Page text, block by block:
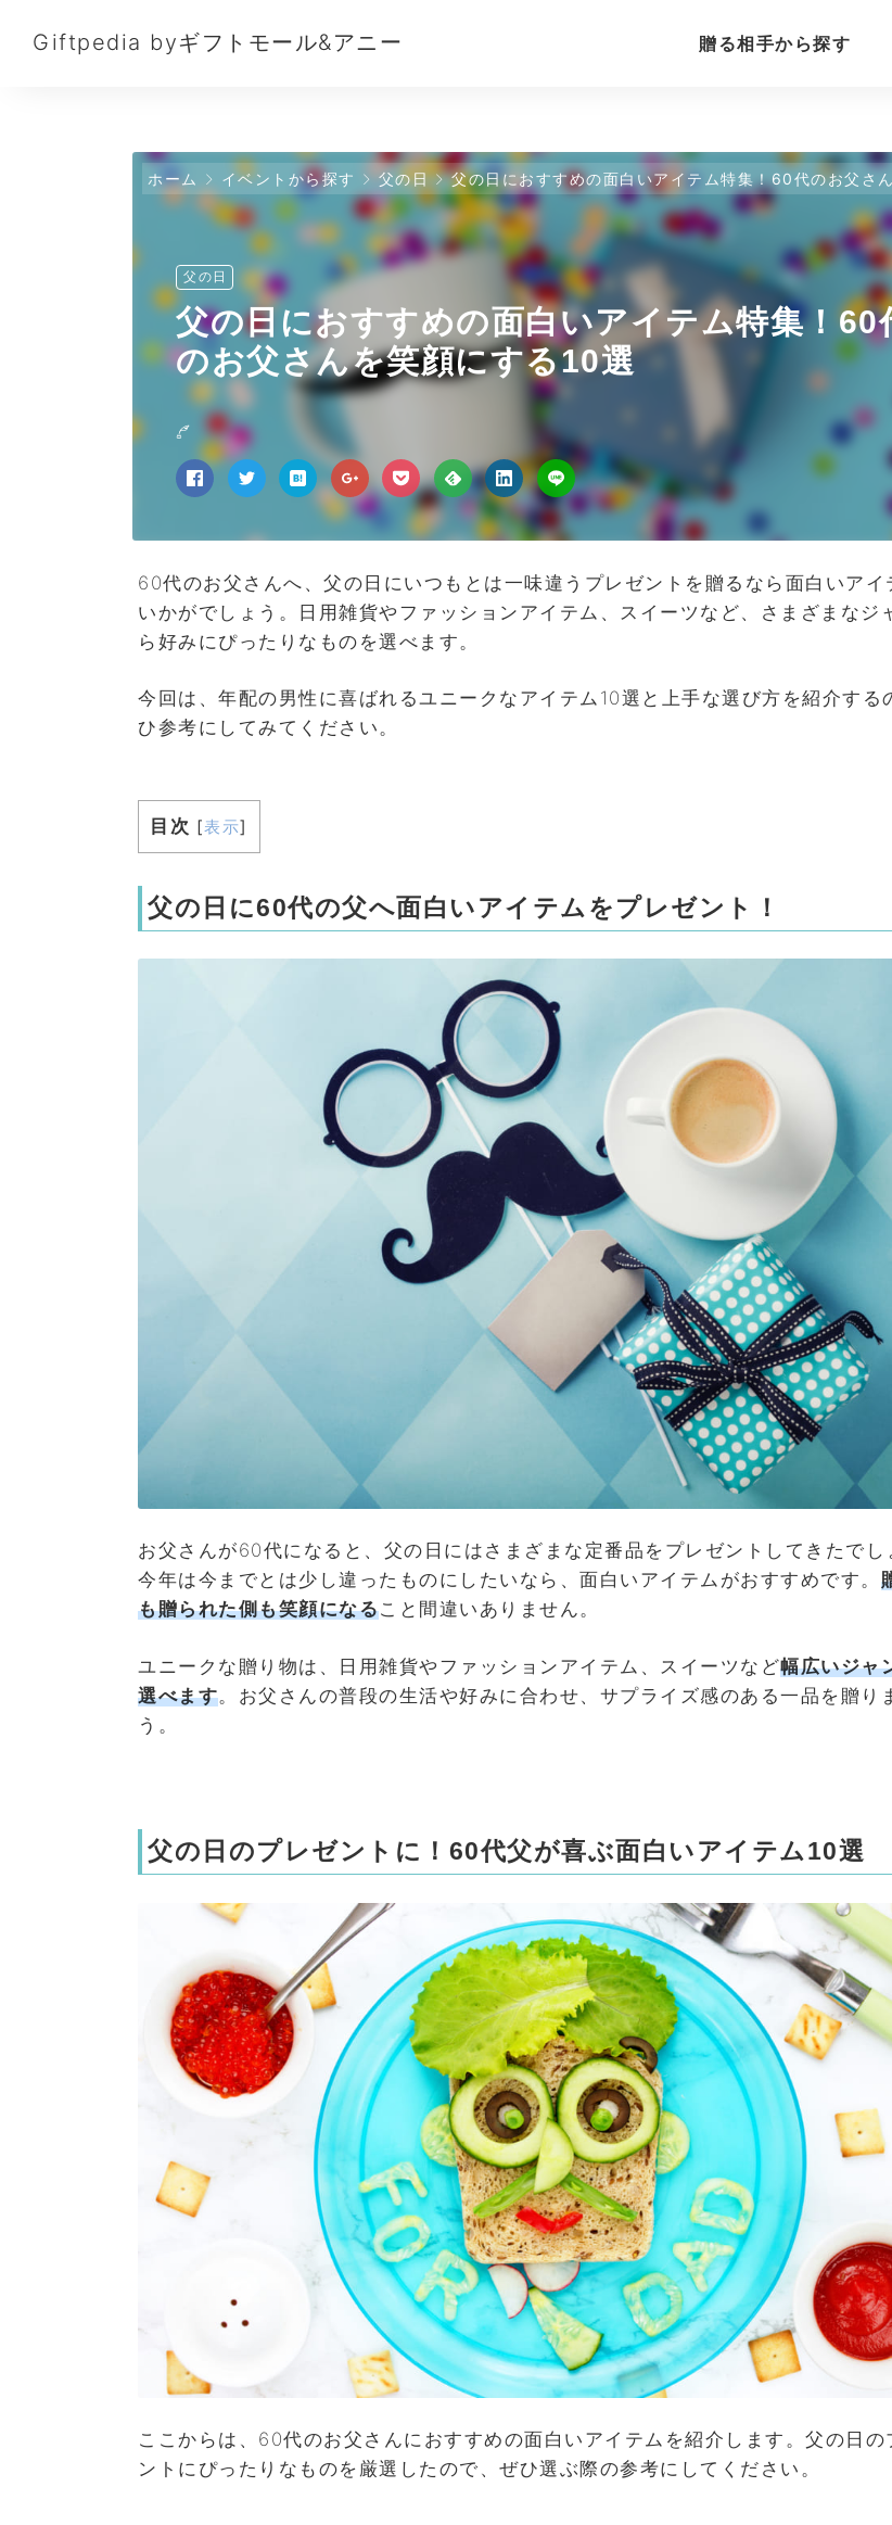
Giftpedia byギフトモール&アニー 贈る相手から探す
ホーム イベントから探す 父の日 父の日におすすめの面白いアイテム特集！60代のお父さんを笑顔にす
父の日
父の日におすすめの面白いアイテム特集！60
のお父さんを笑顔にする10選
60代のお父さんへ、父の日にいつもとは一味違うプレゼントを贈るなら面白いアイ
いかがでしょう。日用雑貨やファッションアイテム、スイーツなど、さまざまなジ
ら好みにぴったりなものを選べます。
今回は、年配の男性に喜ばれるユニークなアイテム10選と上手な選び方を紹介する
ひ参考にしてみてください。
目次 [表示]
父の日に60代の父へ面白いアイテムをプレゼント！
お父さんが60代になると、父の日にはさまざまな定番品をプレゼントしてきたでし
今年は今までとは少し違ったものにしたいなら、面白いアイテムがおすすめです。
も贈られた側も笑顔になること間違いありません。
ユニークな贈り物は、日用雑貨やファッションアイテム、スイーツなど幅広いジャ
選べます。お父さんの普段の生活や好みに合わせ、サプライズ感のある一品を贈り
う。
父の日のプレゼントに！60代父が喜ぶ面白いアイテム10選
ここからは、60代のお父さんにおすすめの面白いアイテムを紹介します。父の日の
ントにぴったりなものを厳選したので、ぜひ選ぶ際の参考にしてください。